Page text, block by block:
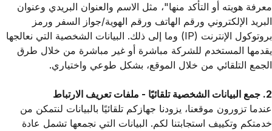
معرفة هويته أو التأكد منها"، مثل الاسم والعنوان البريدي وعنوان
البريد الإلكتروني ورقم الهاتف ورقم الهوية/جواز السفر ورمز
بروتوكول الإنترنت (IP) وما إلى ذلك. البيانات الشخصية التي نعالجها
يقدمها المستخدم للشركة مباشرة أو غير مباشرة من خلال طرق
الجمع التلقائي من خلال الموقع، بشكل طوعي واختياري.
2. جمع البيانات الشخصية تلقائيًا - ملفات تعريف الارتباط
عندما تزورون موقعنا، يزودنا جهازكم تلقائيًا بالبيانات لنتمكن من
خدمتكم وتكييف استجابتنا لكم. البيانات التي نجمعها تشمل عادة